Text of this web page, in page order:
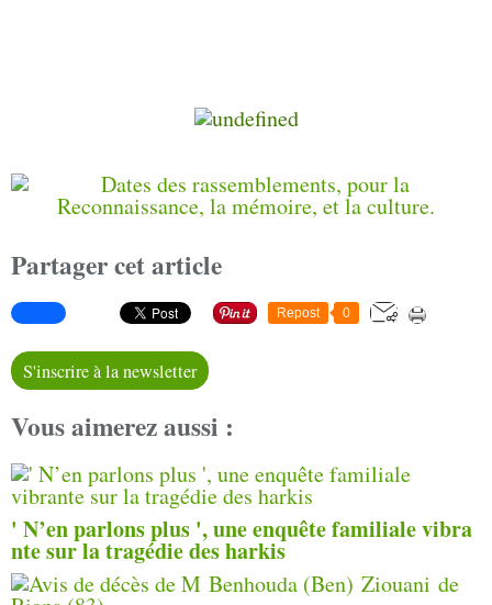
Partager cet article
Repost 0
S'inscrire à la newsletter
Vous aimerez aussi :
' N’en parlons plus ', une enquête familiale vibra
nte sur la tragédie des harkis